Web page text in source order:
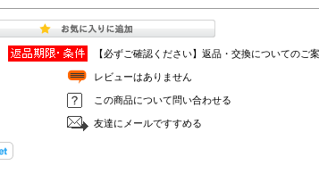
【必ずご確認ください】返品・交換についてのご
レビューはありません
この商品について問い合わせる
友達にメールですすめる